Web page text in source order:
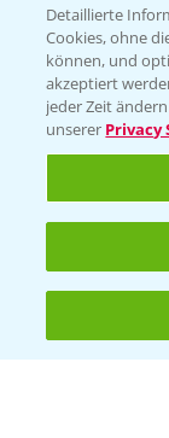
16.04.2025
Detaillierte
Cookies, ohne
können, und
akzeptiert
jeder Zeit
unserer